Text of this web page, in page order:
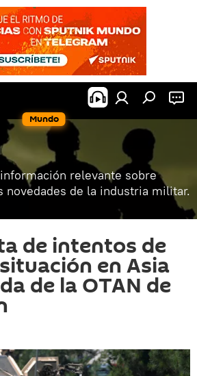
Mundo
relevante sobre
novedades de la industria militar.
de intentos de
en Asia
de la OTAN de